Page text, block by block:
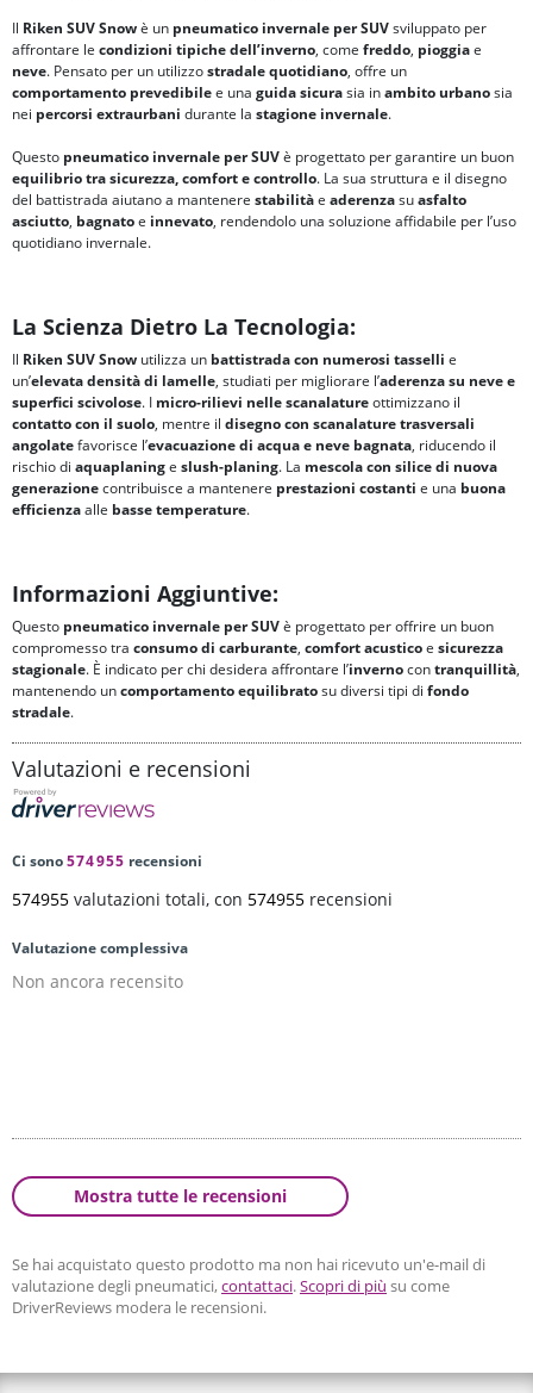
Il Riken SUV Snowè un pneumatico invernale per SUVsviluppato per
affrontare le condizioni tipiche dell’inverno, come freddo, pioggiae
neve. Pensato per un utilizzostradale quotidiano, offre un
comportamento prevedibilee una guida sicurasia inambito urbanosia
nei percorsi extraurbani durante la stagione invernale.
Questo pneumatico invernale per SUVè progettato per garantire un buon
equilibrio tra sicurezza, comfort e controllo. La sua struttura e il disegno
del battistrada aiutano a mantenere stabilitàe aderenzasuasfalto
asciutto, bagnatoe innevato, rendendolo una soluzione affidabile per l’uso
quotidiano invernale.
La Scienza Dietro La Tecnologia:
Il Riken SUV Snow utilizza un battistrada con numerosi tasselli e
un’elevata densità di lamelle, studiati per migliorare l’aderenza su neve e
superfici scivolose. I micro-rilievi nelle scanalatureottimizzano il
contatto con il suolo, mentre il disegno con scanalature trasversali
angolatefavorisce l’evacuazione di acqua e neve bagnata, riducendo il
rischio di aquaplaninge slush-planing. La mescola con silice di nuova
generazionecontribuisce a mantenere prestazioni costanti e una buona
efficienzaalle basse temperature.
Informazioni Aggiuntive:
Questo pneumatico invernale per SUVè progettato per offrire un buon
compromesso tra consumo di carburante, comfort acusticoe sicurezza
stagionale. È indicato per chi desidera affrontare l’invernocontranquillità,
mantenendo uncomportamento equilibratosu diversi tipi di fondo
stradale.
Valutazioni e recensioni
Ci sono574955 recensioni
574955 valutazioni totali, con 574955 recensioni
Valutazione complessiva
Non ancora recensito
Mostra tutte le recensioni
Se hai acquistato questo prodotto ma non hai ricevuto un'e-mail di
valutazione degli pneumatici,contattaci.Scopri di più su come
DriverReviews modera le recensioni.